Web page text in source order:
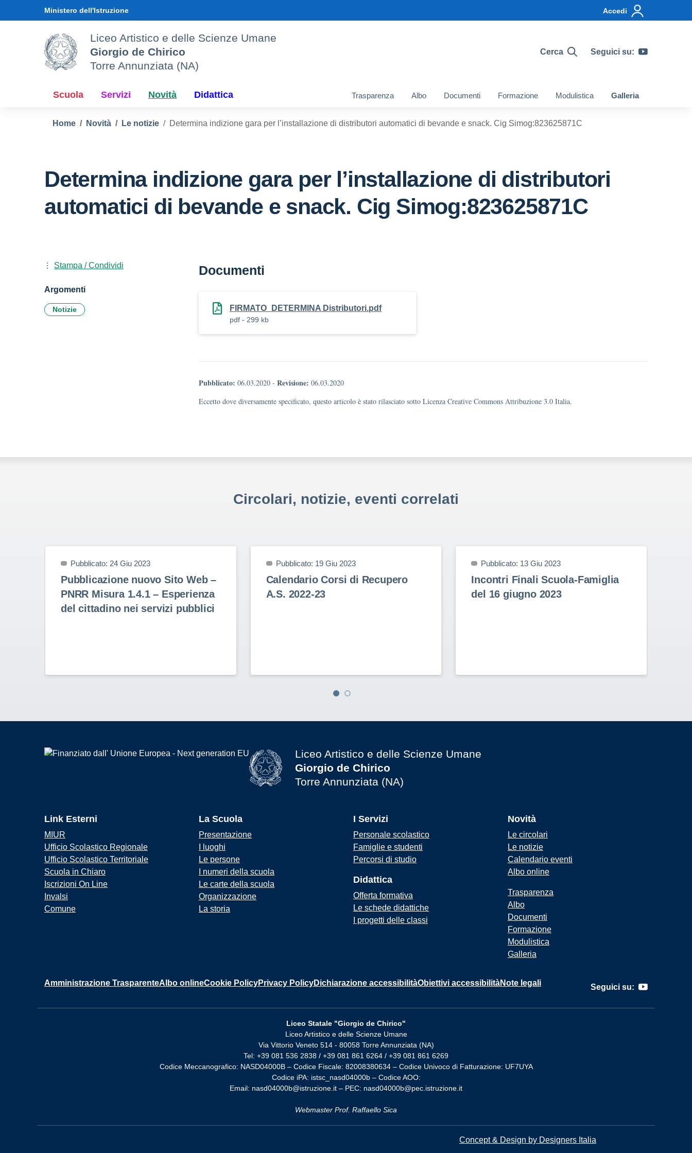
Ministero dell'Istruzione Accedi
Liceo Artistico e delle Scienze Umane
Giorgio de Chirico
Torre Annunziata (NA)
Cerca Seguici su:
Scuola Servizi Novità Didattica Trasparenza Albo Documenti Formazione Modulistica Galleria
Home Novità Le notizie Determina indizione gara per l’installazione di distributori automatici di bevande e snack. Cig Simog:823625871C
Determina indizione gara per l’installazione di distributori
automatici di bevande e snack. Cig Simog:823625871C
Documenti
FIRMATO_DETERMINA Distributori.pdf
pdf - 299 kb
Pubblicato: 06.03.2020 - Revisione: 06.03.2020
Eccetto dove diversamente specificato, questo articolo è stato rilasciato sotto Licenza Creative Commons Attribuzione 3.0 Italia.
Stampa / Condividi
Argomenti
Notizie
Circolari, notizie, eventi correlati
Pubblicato: 24 Giu 2023
Pubblicazione nuovo Sito Web –
PNRR Misura 1.4.1 – Esperienza
del cittadino nei servizi pubblici
Pubblicato: 19 Giu 2023
Calendario Corsi di Recupero
A.S. 2022-23
Pubblicato: 13 Giu 2023
Incontri Finali Scuola-Famiglia
del 16 giugno 2023
Liceo Artistico e delle Scienze Umane
Giorgio de Chirico
Torre Annunziata (NA)
Link Esterni
MIUR
Ufficio Scolastico Regionale
Ufficio Scolastico Territoriale
Scuola in Chiaro
Iscrizioni On Line
Invalsi
Comune
La Scuola
Presentazione
I luoghi
Le persone
I numeri della scuola
Le carte della scuola
Organizzazione
La storia
I Servizi
Personale scolastico
Famiglie e studenti
Percorsi di studio
Didattica
Offerta formativa
Le schede didattiche
I progetti delle classi
Novità
Le circolari
Le notizie
Calendario eventi
Albo online
Trasparenza
Albo
Documenti
Formazione
Modulistica
Galleria
Amministrazione TrasparenteAlbo onlineCookie PolicyPrivacy PolicyDichiarazione accessibilitàObiettivi accessibilitàNote legali Seguici su:
Liceo Statale "Giorgio de Chirico"
Liceo Artistico e delle Scienze Umane
Via Vittorio Veneto 514 - 80058 Torre Annunziata (NA)
Tel: +39 081 536 2838 / +39 081 861 6264 / +39 081 861 6269
Codice Meccanografico: NASD04000B – Codice Fiscale: 82008380634 – Codice Univoco di Fatturazione: UF7UYA
Codice iPA: istsc_nasd04000b – Codice AOO:
Email: nasd04000b@istruzione.it – PEC: nasd04000b@pec.istruzione.it
Webmaster Prof. Raffaello Sica
Concept & Design by Designers Italia